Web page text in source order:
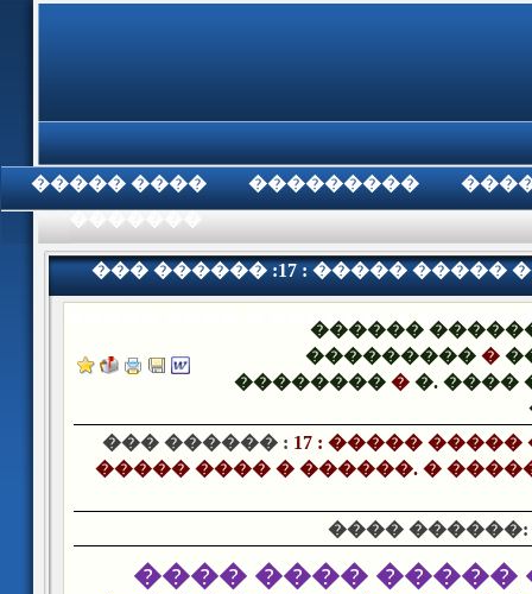
���� ����� ���������
��� ������ :17 : ����� �����
����� ���� � ������. � �����
������
����������
��������� �. ����
��� ������ : 17 : �����
����� ���� � ������. �
���� ������:
����� �����